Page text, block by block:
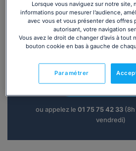
Vous souhaitez une
téléphone ?
Consulter
ou appelez le 01 75 75 42 33(8h
vendredi)
Lorsque vous naviguez sur notre site,
informations pour mesurer l’audience,
avec vous et vous présenter des offres
autorisant, votre navigation
Vous avez le droit de changer d’avis à tout
bouton cookie en bas à gauche de
Paramétrer